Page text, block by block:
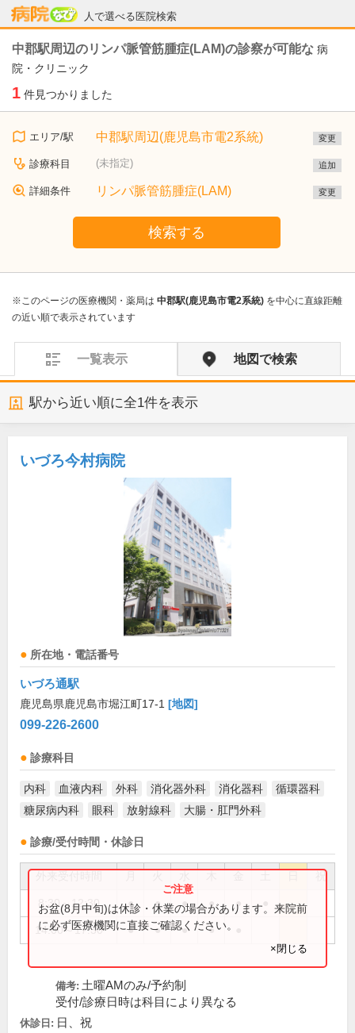
人で選べる医院検索
病院なび
中郡駅周辺のリンパ脈管筋腫症(LAM)の診察が可能な 病
院・クリニック
1 件見つかりました
エリア/駅 中郡駅周辺(鹿児島市電2系統) 変更
診療科目 (未指定) 追加
詳細条件 リンパ脈管筋腫症(LAM) 変更
検索する
※このページの医療機関・薬局は 中郡駅(鹿児島市電2系統) を中心に直線距離
の近い順で表示されています
一覧表示 地図で検索
駅から近い順に全1件を表示
いづろ今村病院
所在地・電話番号
いづろ通駅
鹿児島県鹿児島市堀江町17-1 [地図]
099-226-2600
診療科目
内科 血液内科 外科 消化器外科 消化器科
循環器科
糖尿病内科
眼科 放射線科 大腸・肛門外科
診療/受付時間・休診日
祝
8:30～12:30 ● ● ● ● ●
14:00～17:30 ● ● ● ●
お盆(8月中旬)は休診・休業の場合があります。来院前
に必ず医療機関に直接ご確認ください。
×閉じる
備考: 土曜AMのみ/予約制
受付/診療日時は科目により異なる
休診日: 日、祝